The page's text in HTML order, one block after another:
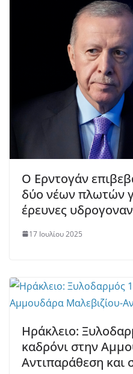
Ο Ερντογάν
δύο νέων πλωτών
έρευνες
17 Ιουλίου 2025
Ηράκλειο:
καδρόνι στην
Αντιπαράθεση και